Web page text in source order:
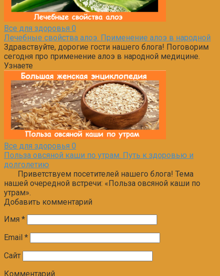
Все для здоровья 0
Лечебные свойства алоэ. Применение алоэ в народной
Здравствуйте, дорогие гости нашего блога! Поговорим
сегодня про применение алоэ в народной медицине.
Узнаете
Все для здоровья 0
Польза овсяной каши по утрам. Путь к здоровью и
долголетию
Приветствуем посетителей нашего блога! Тема
нашей очередной встречи: «Польза овсяной каши по
утрам».
Добавить комментарий
Имя *
Email *
Сайт
Комментарий